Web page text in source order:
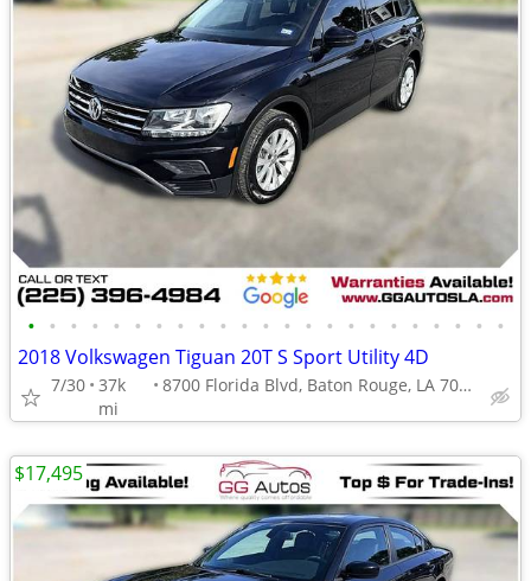
• • • • • • • • • • • • • • • • • • • • • • •
2018 Volkswagen Tiguan 20T S Sport Utility 4D
7/30 37k
mi
8700 Florida Blvd, Baton Rouge, LA 70815
$17,495